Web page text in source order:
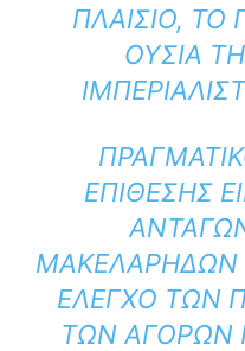
ΠΛΑΊΣΙΟ,
ΟΥΣΊΑ
ΕΠΊΘΕΣΗΣ
ΜΑΚΕΛΆΡΗΔΩΝ
ΈΛΕΓΧΟ ΤΩΝ
ΤΩΝ ΑΓΟΡΏΝ